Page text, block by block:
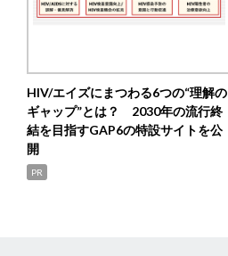
HIV/エイズにまつわる6つの“理解の
ギャップ”とは？ 2030年の流行終
結を目指すGAP6の特設サイトを公
開
PR